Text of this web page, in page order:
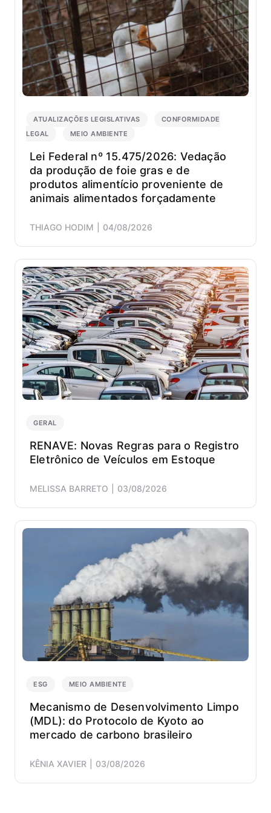
ATUALIZAÇÕES LEGISLATIVAS
CONFORMIDADE
LEGAL
MEIO AMBIENTE
Lei Federal nº 15.475/2026: Vedação
da produção de foie gras e de
produtos alimentício proveniente de
animais alimentados forçadamente
THIAGO HODIM 04/08/2026
GERAL
RENAVE: Novas Regras para o Registro
Eletrônico de Veículos em Estoque
MELISSA BARRETO 03/08/2026
ESG MEIO AMBIENTE
Mecanismo de Desenvolvimento Limpo
(MDL): do Protocolo de Kyoto ao
mercado de carbono brasileiro
KÊNIA XAVIER 03/08/2026